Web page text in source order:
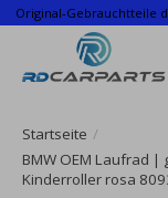
Original-Gebrauchtteile
Startseite /
BMW OEM Laufrad
Kinderroller rosa